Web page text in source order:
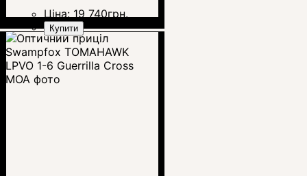
Ціна: 19 740грн.
Купити